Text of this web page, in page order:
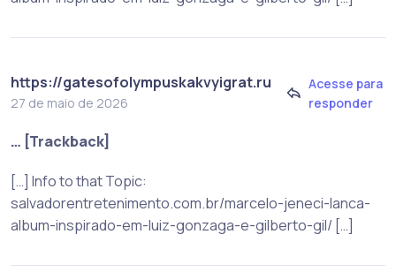
https://gatesofolympuskakvyigrat.ru
27 de maio de 2026
Acesse para
responder
… [Trackback]
[…] Info to that Topic:
salvadorentretenimento.com.br/marcelo-jeneci-lanca-
album-inspirado-em-luiz-gonzaga-e-gilberto-gil/ […]